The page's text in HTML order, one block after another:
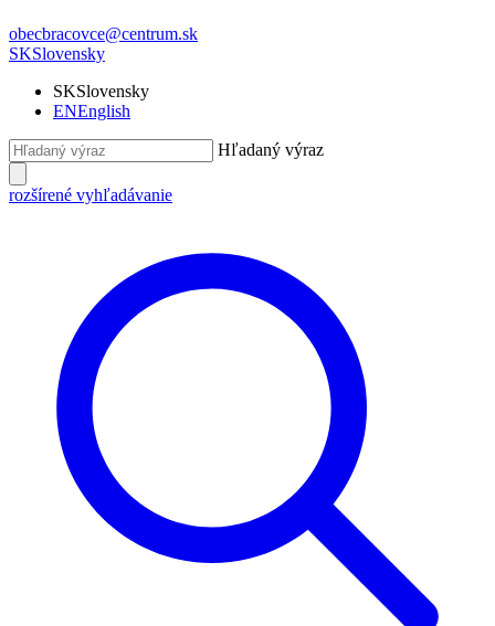
obecbracovce@centrum.sk
SKSlovensky
SKSlovensky
ENEnglish
Hľadaný výraz
rozšírené vyhľadávanie